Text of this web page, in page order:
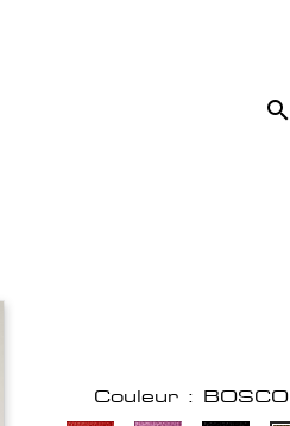

Couleur : BOSCO